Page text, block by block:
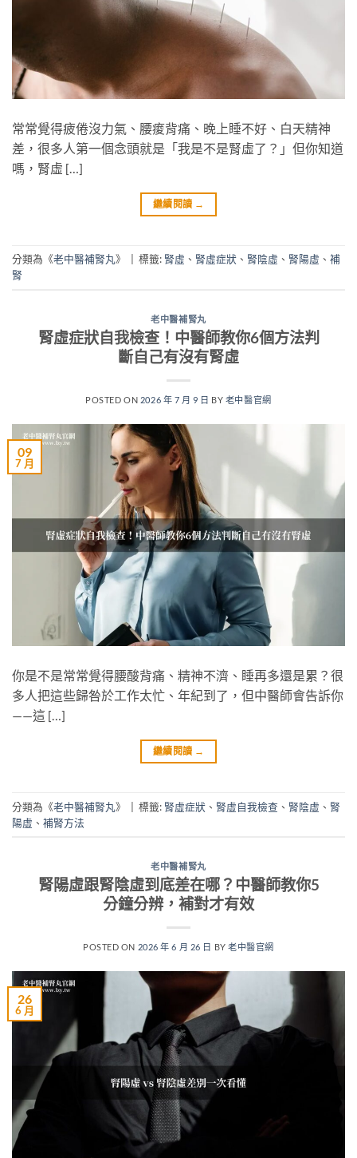
常常覺得疲倦沒力氣、腰痠背痛、晚上睡不好、白天精神
差，很多人第一個念頭就是「我是不是腎虛了？」但你知道
嗎，腎虛 […]
繼續閱讀 →
分類為《老中醫補腎丸》 標籤: 腎虛 、 腎虛症狀 、 腎陰虛 、 腎陽虛 、 補
腎
老中醫補腎丸
腎虛症狀自我檢查！中醫師教你6個方法判
斷自己有沒有腎虛
POSTED ON 2026 年 7 月 9 日 BY 老中醫官網
09
7 月
你是不是常常覺得腰酸背痛、精神不濟、睡再多還是累？很
多人把這些歸咎於工作太忙、年紀到了，但中醫師會告訴你
——這 […]
繼續閱讀 →
分類為《老中醫補腎丸》 | 標籤: 腎虛症狀 、 腎虛自我檢查 、 腎陰虛 、 腎
陽虛 、 補腎方法
老中醫補腎丸
腎陽虛跟腎陰虛到底差在哪？中醫師教你5
分鐘分辨，補對才有效
POSTED ON 2026 年 6 月 26 日 BY老中醫官網
26
6 月